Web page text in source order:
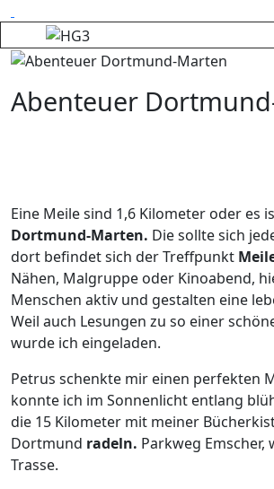
Abenteuer
Eine Meile sind 1,6 Kilometer oder es
Dortmund-Marten. Die sollte sich
dort befindet sich der Treffpunkt
Nähen, Malgruppe oder Kinoabend,
Menschen aktiv und gestalten eine
Weil auch Lesungen zu so einer
wurde ich eingeladen.
Petrus schenkte mir einen perfekten
konnte ich im Sonnenlicht entlang
die 15 Kilometer mit meiner
Dortmund radeln. Parkweg Emscher,
Trasse.